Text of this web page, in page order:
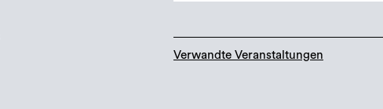
Verwandte Veranstaltungen